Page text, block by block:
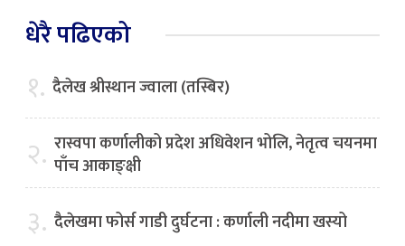
धेरै पढिएको
१. दैलेख श्रीस्थान ज्वाला (तस्बिर)
२. रास्वपा कर्णालीको प्रदेश अधिवेशन भोलि, नेतृत्व चयनमा
पाँच आकाङ्क्षी
३. दैलेखमा फोर्स गाडी दुर्घटना : कर्णाली नदीमा खस्यो